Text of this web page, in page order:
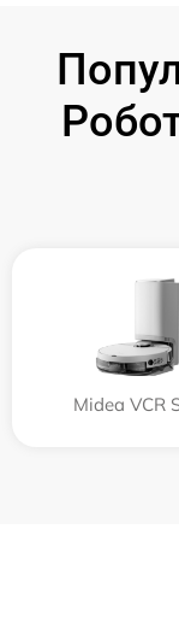
Midea VCR